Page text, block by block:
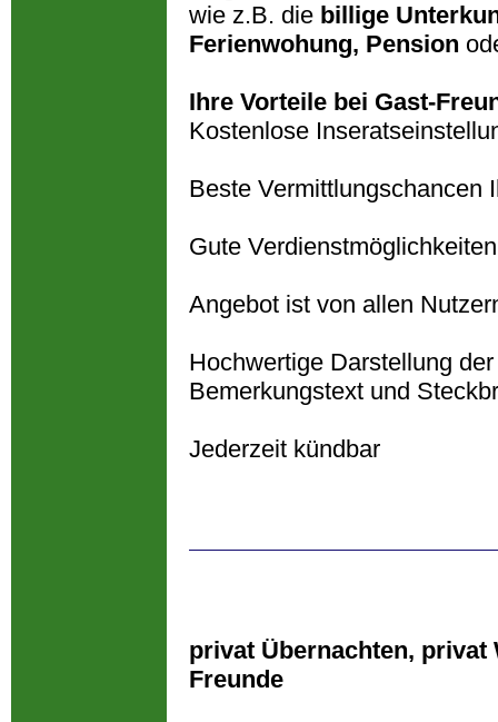
wie z.B. die billige
Ferienwohung, Pension
Ihre Vorteile bei Gast-
Kostenlose
Beste Vermittlungschancen
Gute
Angebot ist von allen
Hochwertige Darstellung
Bemerkungstext und
Jederzeit kündbar
privat Übernachten, privat
Freunde